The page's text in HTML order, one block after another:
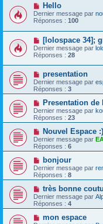
Hello
Dernier message par
Réponses : 100
[lolospace 34];
Dernier message par
Réponses : 28
presentation
Dernier message par
Réponses : 3
Presentation de
Dernier message par
Réponses : 23
Nouvel Espace :)
Dernier message par
Réponses : 6
bonjour
Dernier message par
Réponses : 8
très bonne
Dernier message par
Réponses : 4
mon espace